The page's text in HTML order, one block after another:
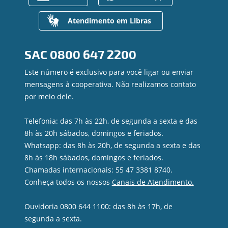
Gerenciar Cookies
Para empresas
Canal de Ética
Gerenciamento de Riscos
Privacidade e Segurança
Atendimento em Libras
SAC 0800 647 2200
Este número é exclusivo para você ligar ou enviar
mensagens à cooperativa. Não realizamos contato
por meio dele.
Telefonia: das 7h às 22h, de segunda a sexta e das
8h às 20h sábados, domingos e feriados.
Whatsapp: das 8h às 20h, de segunda a sexta e das
8h às 18h sábados, domingos e feriados.
Chamadas internacionais: 55 47 3381 8740.
Conheça todos os nossos Canais de Atendimento.
Ouvidoria 0800 644 1100: das 8h às 17h, de
segunda a sexta.